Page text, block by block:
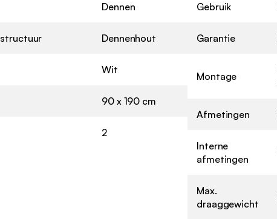
Dennen
Dennenhout
Wit
90 x 190 cm
2
Gebruik
Garantie
Montage
Afmetingen
Interne
afmetingen
Max.
draaggewicht